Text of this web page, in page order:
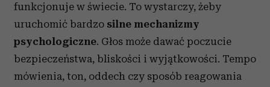
funkcjonuje w świecie. To wystarczy, żeby
uruchomić bardzo silne mechanizmy
psychologiczne. Głos może dawać poczucie
bezpieczeństwa, bliskości i wyjątkowości. Tempo
mówienia, ton, oddech czy sposób reagowania